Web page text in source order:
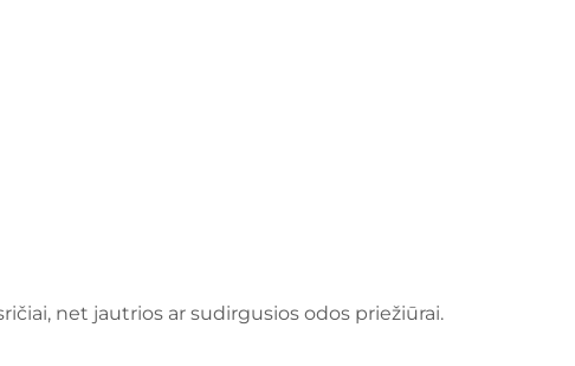
net jautrios ar sudirgusios odos priežiūrai.